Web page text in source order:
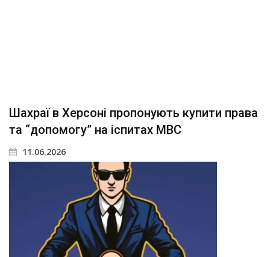
Шахраї в Херсоні пропонують купити права
та “допомогу” на іспитах МВС
11.06.2026